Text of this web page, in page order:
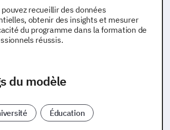
pouvez recueillir des données
obtenir des insights et mesurer
du programme dans la formation de
réussis.
du modèle
Éducation